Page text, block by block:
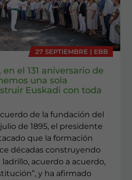
27 SEPTIEMBRE | EBB
el 131 aniversario de
una sola
Euskadi con toda
de la fundación del
de 1895, el presidente
que la formación
décadas construyendo
ladrillo, acuerdo a acuerdo,
y ha afirmado